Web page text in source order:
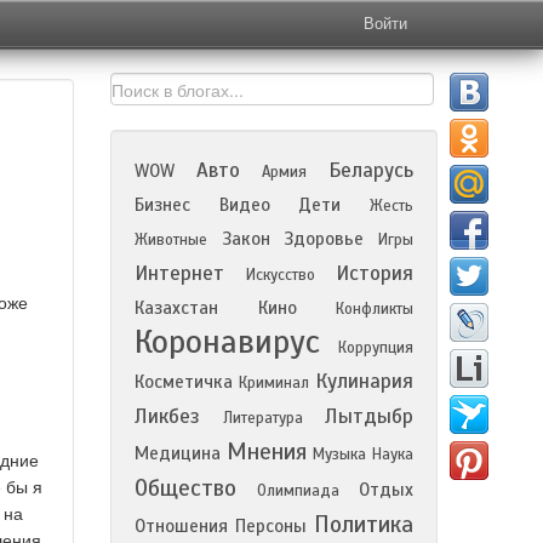
Войти
бы я
WOW Авто Армия Беларусь
Бизнес Видео Дети
Жесть
Животные
Закон Здоровье Игры
Интернет Искусство История
Казахстан Кино Конфликты
Коронавирус Коррупция
Косметичка Криминал Кулинария
Ликбез
Литература Лытдыбр
Медицина Мнения Музыка Наука
Общество Олимпиада
Отдых
Отношения Персоны Политика